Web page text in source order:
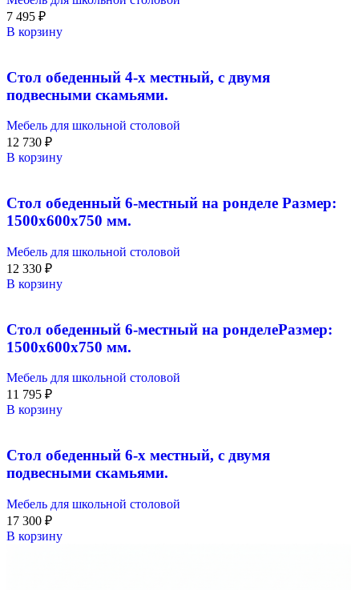
7 495 ₽
В корзину
Стол обеденный 4-х местный, с двумя
подвесными скамьями.
Мебель для школьной столовой
12 730 ₽
В корзину
Стол обеденный 6-местный на ронделе Размер:
1500х600х750 мм.
Мебель для школьной столовой
12 330 ₽
В корзину
Стол обеденный 6-местный на ронделеРазмер:
1500х600х750 мм.
Мебель для школьной столовой
11 795 ₽
В корзину
Стол обеденный 6-х местный, с двумя
подвесными скамьями.
Мебель для школьной столовой
17 300 ₽
В корзину